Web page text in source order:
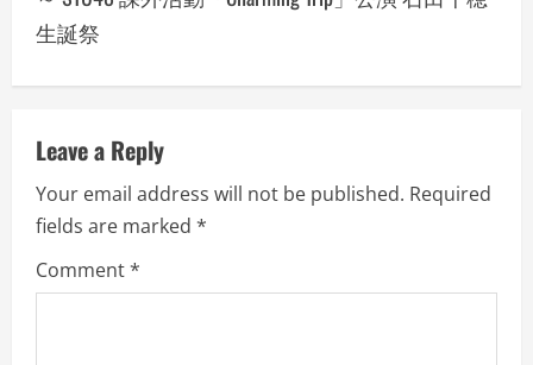
a
v
i
g
a
t
生誕祭
Leave a Reply
Your email address will not be published. Required
fields are marked *
Comment*